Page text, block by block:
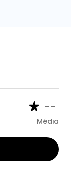
--
Média